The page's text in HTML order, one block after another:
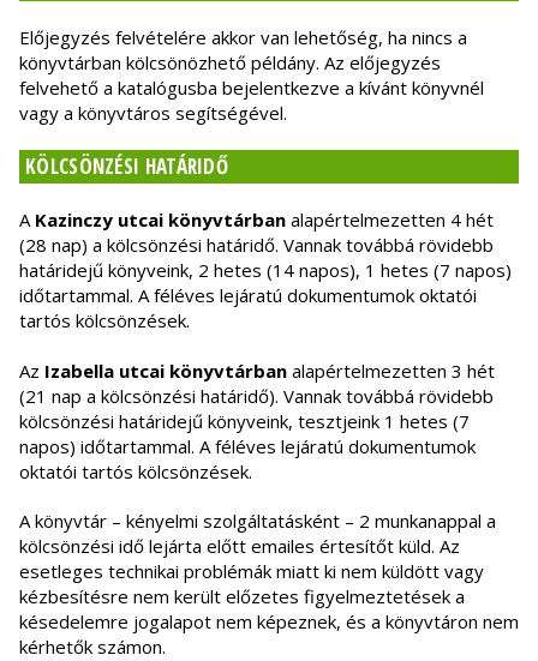
Előjegyzés felvételére akkor van lehetőség, ha nincs a
könyvtárban kölcsönözhető példány. Az előjegyzés
felvehető a katalógusba bejelentkezve a kívánt könyvnél
vagy a könyvtáros segítségével.
KÖLCSÖNZÉSI HATÁRIDŐ
A Kazinczy utcai könyvtárban alapértelmezetten 4 hét
(28 nap) a kölcsönzési határidő. Vannak továbbá rövidebb
határidejű könyveink, 2 hetes (14 napos), 1 hetes (7 napos)
időtartammal. A féléves lejáratú dokumentumok oktatói
tartós kölcsönzések.
Az Izabella utcai könyvtárban alapértelmezetten 3 hét
(21 nap a kölcsönzési határidő). Vannak továbbá rövidebb
kölcsönzési határidejű könyveink, tesztjeink 1 hetes (7
napos) időtartammal. A féléves lejáratú dokumentumok
oktatói tartós kölcsönzések.
A könyvtár – kényelmi szolgáltatásként – 2 munkanappal a
kölcsönzési idő lejárta előtt emailes értesítőt küld. Az
esetleges technikai problémák miatt ki nem küldött vagy
kézbesítésre nem került előzetes figyelmeztetések a
késedelemre jogalapot nem képeznek, és a könyvtáron nem
kérhetők számon.